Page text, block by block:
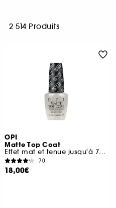
2 514 Produits
OPI
Matte Top Coat
Effet mat et tenue jusqu'à 7 jours
70
18,00€